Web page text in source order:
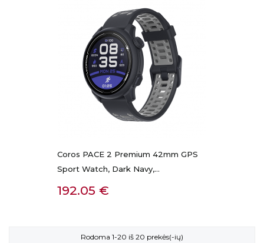
Coros PACE 2 Premium 42mm GPS
Sport Watch, Dark Navy,...
Kaina
192.05 €
Rodoma 1-20 iš 20 prekės(-ių)